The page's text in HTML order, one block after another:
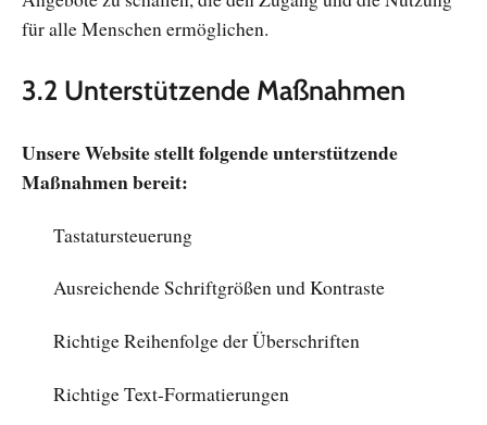
für alle Menschen ermöglichen.
3.2 Unterstützende Maßnahmen
Unsere Website stellt folgende unterstützende
Maßnahmen bereit:
Tastatursteuerung
Ausreichende Schriftgrößen und Kontraste
Richtige Reihenfolge der Überschriften
Richtige Text-Formatierungen